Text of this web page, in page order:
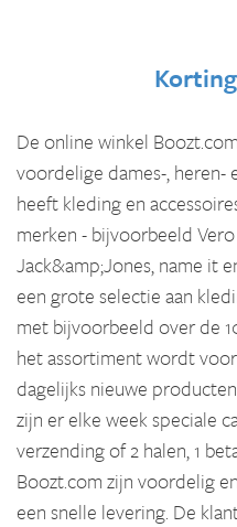
De online winkel
voordelige dames-, heren-
heeft kleding en
merken - bijvoorbeeld
Jack&amp;Jones, name it
een grote selectie aan
met bijvoorbeeld over de
het assortiment wordt
dagelijks nieuwe
zijn er elke week speciale
verzending of 2 halen, 1
Boozt.com zijn voordelig
een snelle levering. De